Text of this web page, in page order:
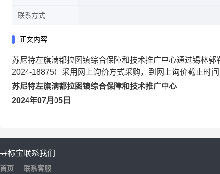
联系方式
正文内容
苏尼特左旗满都拉图镇综合保障和技术推广中心通过锡林
2024-18875）采用网上询价方式采购，到网上询价截止时
苏尼特左旗满都拉图镇综合保障和技术推广中心
2024年07月05日
寻标宝
首页
联系我们
联系客服